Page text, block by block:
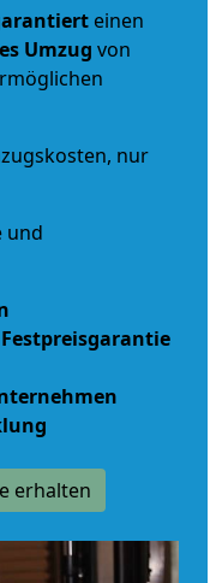
einen
Umzug von
nur
und
erhalten